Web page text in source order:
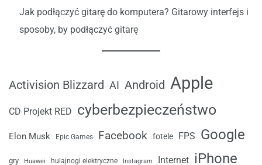
Jak podłączyć gitarę do komputera? Gitarowy interfejs i
sposoby, by podłączyć gitarę
Activision Blizzard AI Android Apple
CD Projekt RED cyberbezpieczeństwo
Elon Musk Epic Games Facebook fotele FPS Google
gry Huawei hulajnogi elektryczne Instagram Internet iPhone